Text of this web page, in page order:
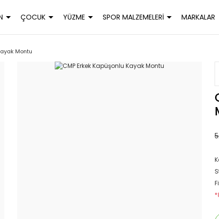
ÇOCUK YÜZME SPOR MALZEMELERİ MARKALAR
Montu